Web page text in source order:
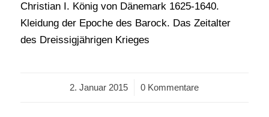
Christian I. König von Dänemark 1625-1640.
Kleidung der Epoche des Barock. Das Zeitalter
des Dreissigjährigen Krieges
2. Januar 2015
/ 0 Kommentare